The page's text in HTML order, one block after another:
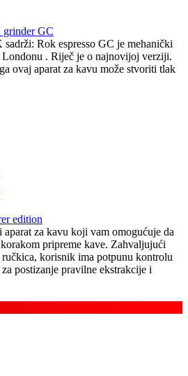
grinder GC
Rok espresso GC je mehanički
Londonu . Riječ je o najnovijoj verziji.
ovaj aparat za kavu može stvoriti tlak
edition
za kavu koji vam omogućuje da
pripreme kave. Zahvaljujući
korisnik ima potpunu kontrolu
postizanje pravilne ekstrakcije i